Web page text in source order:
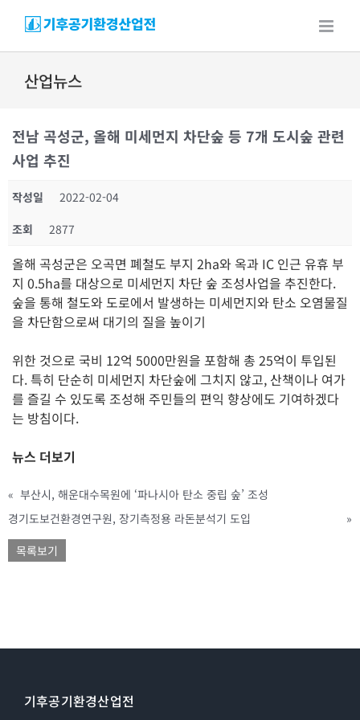
content
산업뉴스
전남 곡성군, 올해 미세먼지 차단숲 등 7개 도시숲 관련
사업 추진
작성일
2022-02-04
조회
2877
올해 곡성군은 오곡면 폐철도 부지 2ha와 옥과 IC 인근 유휴 부
지 0.5ha를 대상으로 미세먼지 차단 숲 조성사업을 추진한다.
숲을 통해 철도와 도로에서 발생하는 미세먼지와 탄소 오염물질
을 차단함으로써 대기의 질을 높이기
위한 것으로 국비 12억 5000만원을 포함해 총 25억이 투입된
다. 특히 단순히 미세먼지 차단숲에 그치지 않고, 산책이나 여가
를 즐길 수 있도록 조성해 주민들의 편익 향상에도 기여하겠다
는 방침이다.
뉴스 더보기
« 부산시, 해운대수목원에 ‘파나시아 탄소 중립 숲’ 조성
경기도보건환경연구원, 장기측정용 라돈분석기 도입
»
목록보기
기후공기환경산업전